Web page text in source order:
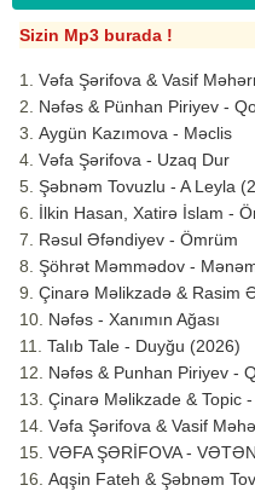
Sizin Mp3 burada !
Vəfa Şərifova & Vasif
Nəfəs & Pünhan Piriyev -
Aygün Kazımova - Məclis
Vəfa Şərifova - Uzaq Dur
Şəbnəm Tovuzlu - A Leyla
İlkin Hasan, Xatirə İslam -
Rəsul Əfəndiyev - Ömrüm
Şöhrət Məmmədov -
Çinarə Məlikzadə & Rasim
Nəfəs - Xanımın Ağası
Talıb Tale - Duyğu (2026)
Nəfəs & Punhan Piriyev -
Çinarə Məlikzade & Topic
Vəfa Şərifova & Vasif
VƏFA ŞƏRİFOVA -
Aqşin Fateh & Şəbnəm